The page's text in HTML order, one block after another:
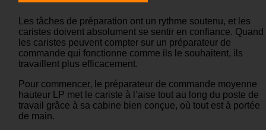
Les tâches de préparation ont un rythme soutenu, et les
caristes doivent absolument se sentir en confiance. Quand
les caristes peuvent compter sur un préparateur de
commande qui fonctionne comme ils le souhaitent, ils
travaillent plus efficacement.
Pour commencer, le préparateur de commande moyenne
hauteur LP met le cariste à l’aise tout au long du poste de
travail grâce à sa cabine bien conçue, où tout est à portée
de main.